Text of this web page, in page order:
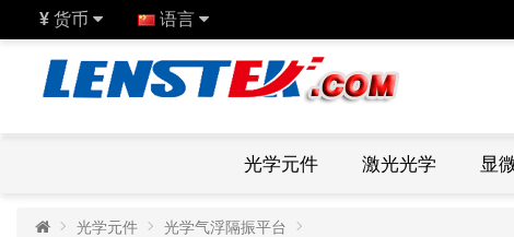
¥ 货币 语言
光学元件 激光光学 显
光学元件 光学气浮隔振平台